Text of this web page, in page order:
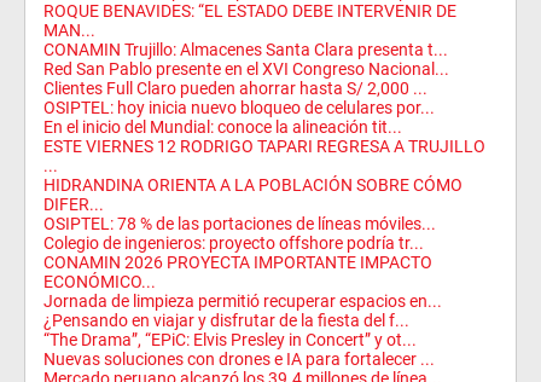
ROQUE BENAVIDES: “EL ESTADO DEBE INTERVENIR DE
MAN...
CONAMIN Trujillo: Almacenes Santa Clara presenta t...
Red San Pablo presente en el XVI Congreso Nacional...
Clientes Full Claro pueden ahorrar hasta S/ 2,000 ...
OSIPTEL: hoy inicia nuevo bloqueo de celulares por...
En el inicio del Mundial: conoce la alineación tit...
ESTE VIERNES 12 RODRIGO TAPARI REGRESA A TRUJILLO
...
HIDRANDINA ORIENTA A LA POBLACIÓN SOBRE CÓMO
DIFER...
OSIPTEL: 78 % de las portaciones de líneas móviles...
Colegio de ingenieros: proyecto offshore podría tr...
CONAMIN 2026 PROYECTA IMPORTANTE IMPACTO
ECONÓMICO...
Jornada de limpieza permitió recuperar espacios en...
¿Pensando en viajar y disfrutar de la fiesta del f...
“The Drama”, “EPiC: Elvis Presley in Concert” y ot...
Nuevas soluciones con drones e IA para fortalecer ...
Mercado peruano alcanzó los 39.4 millones de línea...